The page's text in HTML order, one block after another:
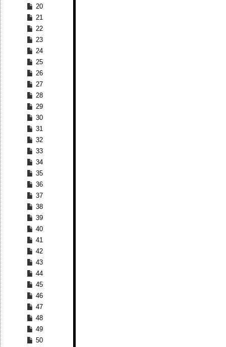
20
21
22
23
24
25
26
27
28
29
30
31
32
33
34
35
36
37
38
39
40
41
42
43
44
45
46
47
48
49
50